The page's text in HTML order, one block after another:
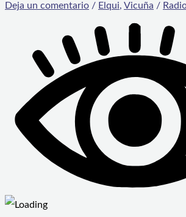
Deja un comentario / Elqui, Vicuña /